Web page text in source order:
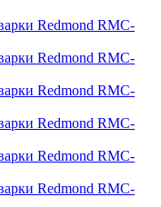
Redmond RMC-
Redmond RMC-
Redmond RMC-
Redmond RMC-
Redmond RMC-
Redmond RMC-